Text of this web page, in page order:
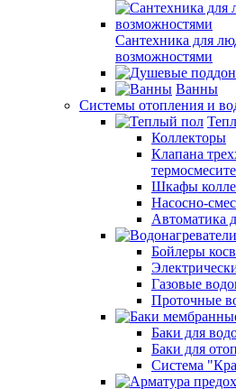
Сантехника для
возможностями
Ванны
Системы отопления и
Коллекторы
Клапана
Шкафы
Насосно-
Автоматика
Бойлеры
Газовые
Проточные
Баки для
Баки для
Система